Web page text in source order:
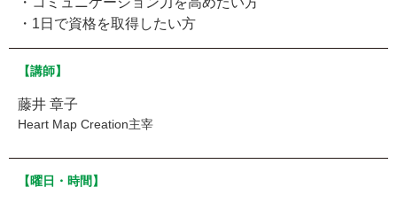
・1日で資格を取得したい方
【講師】
藤井 章子
Heart Map Creation主宰
【曜日・時間】